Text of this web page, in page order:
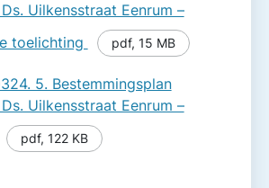
Uilkensstraat Eenrum –
toelichting
pdf, 15 MB
5. Bestemmingsplan
Uilkensstraat Eenrum –
pdf, 122 KB